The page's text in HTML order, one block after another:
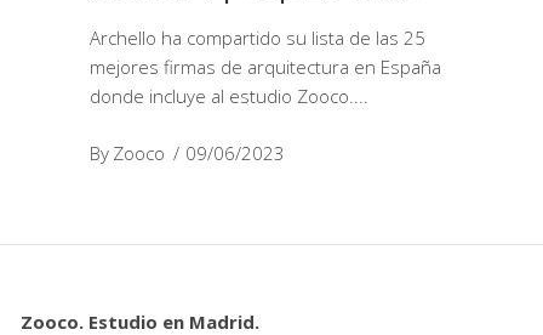
Archello ha compartido su lista de las 25
mejores firmas de arquitectura en España
donde incluye al estudio Zooco.
By Zooco 09/06/2023
Zooco. Estudio en Madrid.